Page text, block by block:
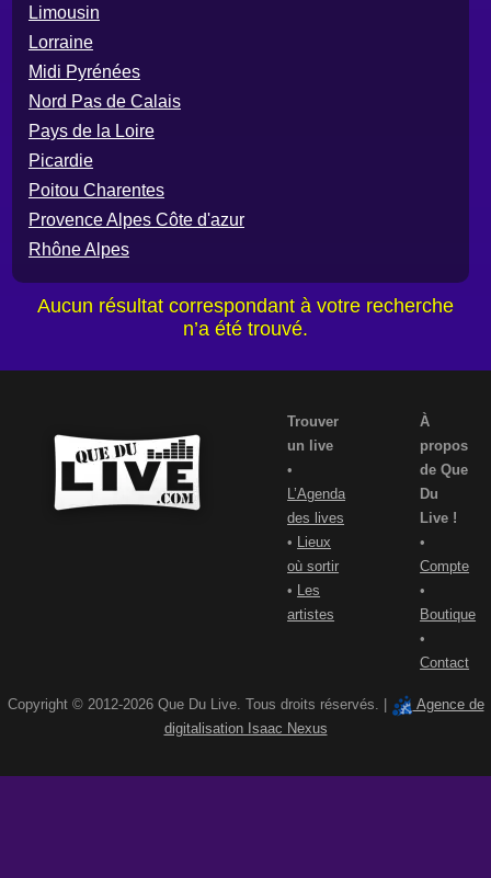
Limousin
Lorraine
Midi Pyrénées
Nord Pas de Calais
Pays de la Loire
Picardie
Poitou Charentes
Provence Alpes Côte d'azur
Rhône Alpes
Aucun résultat correspondant à votre recherche
n’a été trouvé.
Trouver
un live
•
L’Agenda
des lives
•
Lieux
où sortir
•
Les
artistes
À
propos
de Que
Du
Live !
•
Compte
•
Boutique
•
Contact
Copyright © 2012-2026 Que Du Live. Tous droits réservés. |
Agence de
digitalisation Isaac Nexus